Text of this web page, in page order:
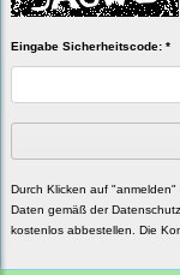
Eingabe Sicherheitscode: *
Durch Klicken auf
Daten gemäß der
kostenlos abbestellen. Die